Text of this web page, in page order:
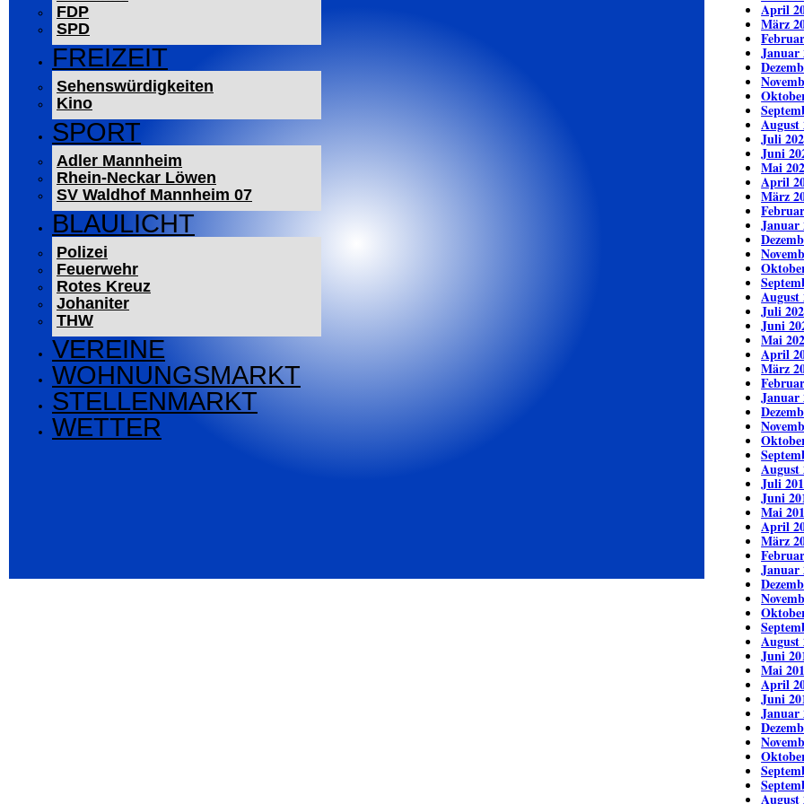
FDP
SPD
FREIZEIT
Sehenswürdigkeiten
Kino
SPORT
Adler Mannheim
Rhein-Neckar Löwen
SV Waldhof Mannheim 07
BLAULICHT
Polizei
Feuerwehr
Rotes Kreuz
Johaniter
THW
VEREINE
WOHNUNGSMARKT
STELLENMARKT
WETTER
April
März
Januar
August
Juli
Juni
Mai
April
März
Januar
August
Juli
Juni
Mai
April
März
Januar
August
Juli
Juni
Mai
April
März
Januar
August
Juni
Mai
April
Juni
Januar
August